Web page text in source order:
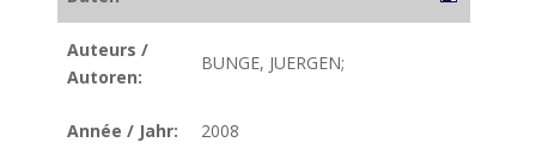
Auteurs /
Autoren:
BUNGE, JUERGEN;
Année / Jahr: 2008